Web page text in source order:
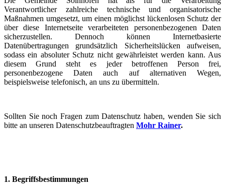
Verantwortlicher zahlreiche technische und organisatorische
Maßnahmen umgesetzt, um einen möglichst lückenlosen Schutz der
über diese Internetseite verarbeiteten personenbezogenen Daten
sicherzustellen. Dennoch können Internetbasierte
Datenübertragungen grundsätzlich Sicherheitslücken aufweisen,
sodass ein absoluter Schutz nicht gewährleistet werden kann. Aus
diesem Grund steht es jeder betroffenen Person frei,
personenbezogene Daten auch auf alternativen Wegen,
beispielsweise telefonisch, an uns zu übermitteln.
Sollten Sie noch Fragen zum Datenschutz haben, wenden Sie sich
bitte an unseren Datenschutzbeauftragten Mohr Rainer.
1. Begriffsbestimmungen